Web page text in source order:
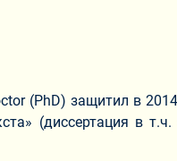
(PhD) защитил в
(диссертация в